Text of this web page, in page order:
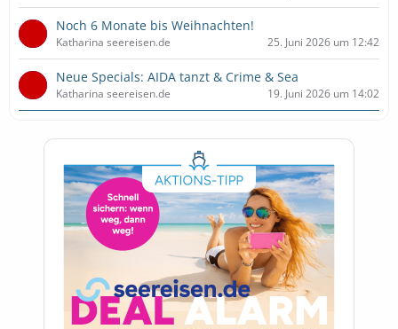
Noch 6 Monate bis Weihnachten!
Katharina seereisen.de 25. Juni 2026 um 12:42
Neue Specials: AIDA tanzt & Crime & Sea
Katharina seereisen.de 19. Juni 2026 um 14:02